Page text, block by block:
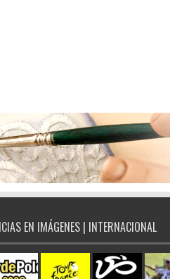
EN IMÁGENES | INTERNACIONAL